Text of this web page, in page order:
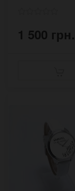
1 500 грн.